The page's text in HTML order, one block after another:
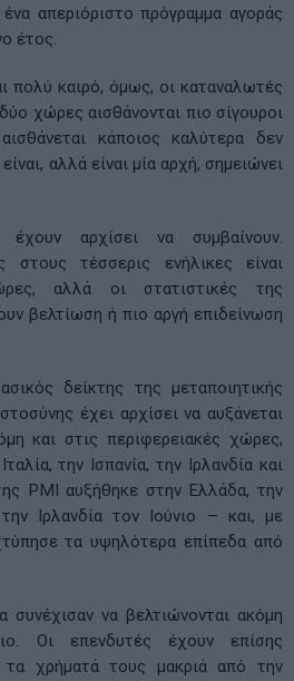
απεριόριστο πρόγραμμα αγοράς
έτος.
πολύ καιρό, όμως, οι καταναλωτές
χώρες αισθάνονται πιο σίγουροι
κάποιος καλύτερα δεν
αλλά είναι μία αρχή, σημειώνει
αρχίσει να συμβαίνουν.
στους τέσσερις ενήλικες είναι
αλλά οι στατιστικές της
βελτίωση ή πιο αργή επιδείνωση
δείκτης της μεταποιητικής
έχει αρχίσει να αυξάνεται
και στις περιφερειακές χώρες,
την Ισπανία, την Ιρλανδία και
PMI αυξήθηκε στην Ελλάδα, την
την Ιρλανδία τον Ιούνιο – και, με
τα υψηλότερα επίπεδα από
να βελτιώνονται ακόμη
Οι επενδυτές έχουν επίσης
τα χρήματά τους μακριά από την